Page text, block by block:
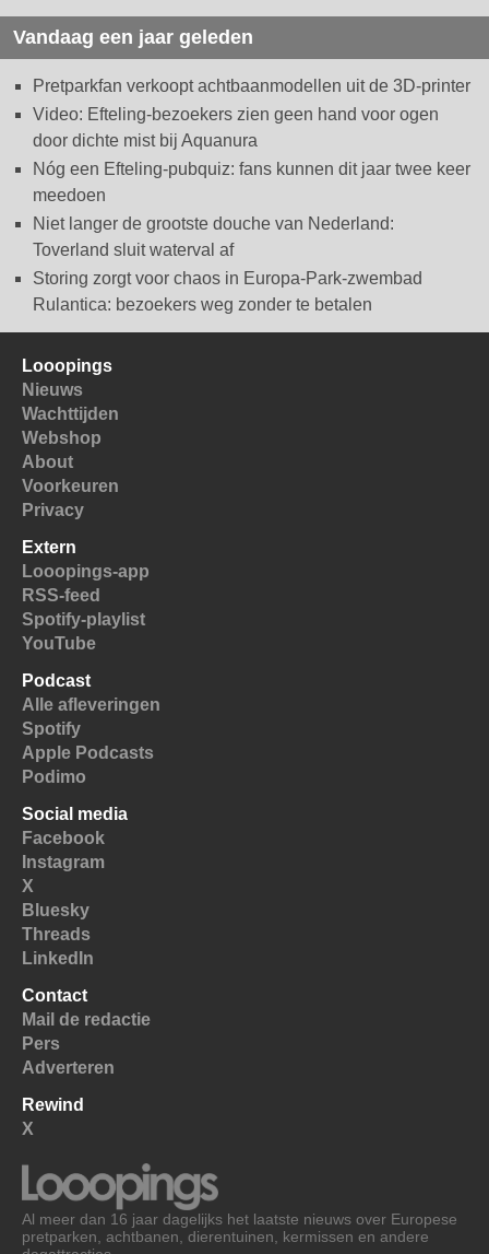
Vandaag een jaar geleden
Pretparkfan verkoopt achtbaanmodellen uit de 3D-printer
Video: Efteling-bezoekers zien geen hand voor ogen
door dichte mist bij Aquanura
Nóg een Efteling-pubquiz: fans kunnen dit jaar twee keer
meedoen
Niet langer de grootste douche van Nederland:
Toverland sluit waterval af
Storing zorgt voor chaos in Europa-Park-zwembad
Rulantica: bezoekers weg zonder te betalen
Looopings
Nieuws
Wachttijden
Webshop
About
Voorkeuren
Privacy
Extern
Looopings-app
RSS-feed
Spotify-playlist
YouTube
Podcast
Alle afleveringen
Spotify
Apple Podcasts
Podimo
Social media
Facebook
Instagram
X
Bluesky
Threads
LinkedIn
Contact
Mail de redactie
Pers
Adverteren
Rewind
X
Al meer dan 16 jaar dagelijks het laatste nieuws over Europese
pretparken, achtbanen, dierentuinen, kermissen en andere